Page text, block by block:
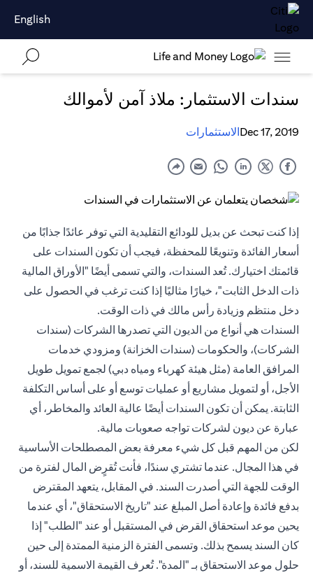
English
سندات الاستثمار: ملاذ آمن لأموالك
Dec 17, 2019الاستثمارات
إذا كنت تبحث عن بديل للودائع التقليدية التي توفر عائدًا جذابًا من
أسعار الفائدة وتنويعًا للمحفظة، فيجب أن تكون السندات على
قائمتك اختيارك. تُعد السندات، والتي تسمى أيضًا "الأوراق المالية
ذات الدخل الثابت"، خيارًا مثاليًا إذا كنت ترغب في الحصول على
دخل منتظم وزيادة رأس مالك في ذات الوقت.
السندات هي أنواع من الديون التي تصدرها الشركات (سندات
الشركات)، والحكومات (سندات الخزانة) ومزودي خدمات
المرافق العامة (مثل هيئة كهرباء ومياه دبي) لجمع تمويل طويل
الأجل، أو لتمويل مشاريع أو عمليات توسع أو على أساس التكلفة
الثابتة. يمكن أن تكون السندات أيضًا عالية العائد والمخاطر، أي
عبارة عن ديون لشركات تواجه صعوبات مالية.
لكن من المهم قبل كل شيء معرفة بعض المصطلحات الأساسية
في هذا المجال. عندما تشتري سندًا، فأنت تُقرٍض المال لفترة من
الوقت للجهة التي أصدرت السند. في المقابل، يتعهد المقترض
بدفع فائدة وإعادة أصل المبلغ عند "تاريخ الاستحقاق"، أي عندما
يحين موعد استحقاق القرض في المستقبل أو عند "الطلب" إذا
كان السند يسمح بذلك. وتسمى الفترة الزمنية الممتدة إلى حين
حلول موعد الاستحقاق بـ "المدة". تُعرف القيمة الاسمية للسند، أو